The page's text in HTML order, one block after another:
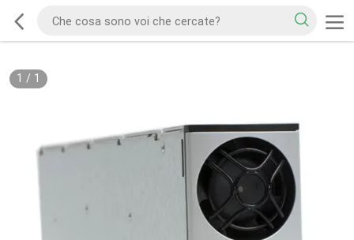
1 / 1